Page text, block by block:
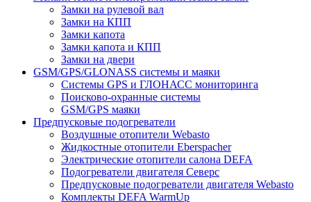
Замки на рулевой вал
Замки на КПП
Замки капота
Замки капота и КПП
Замки на двери
GSM/GPS/GLONASS системы и маяки
Системы GPS и ГЛОНАСС мониторинга
Поисково-охранные системы
GSM/GPS маяки
Предпусковые подогреватели
Воздушные отопители Webasto
Жидкостные отопители Eberspacher
Электрические отопители салона DEFA
Подогреватели двигателя Северс
Предпусковые подогреватели двигателя Webasto
Комплекты DEFA WarmUp